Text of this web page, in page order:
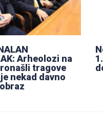
Arheolozi na
tragove
nekad davno